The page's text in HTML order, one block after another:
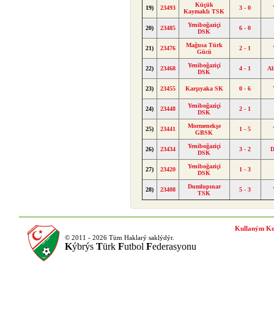
19) 23493
Küçük
Kaymaklı TSK
3 - 0
20) 23485
Yeniboğaziçi
DSK
6 - 0
21) 23476
Mağusa Türk
Gücü
2 - 1
22) 23468
Yeniboğaziçi
DSK
4 - 1
23) 23455 Karşıyaka SK 0 - 6
24) 23448
Yeniboğaziçi
DSK
2 - 1
25) 23441
Mormenekşe
GBSK
1 - 5
26) 23434
Yeniboğaziçi
DSK
3 - 2
27) 23420
Yeniboğaziçi
DSK
1 - 3
28) 23408
Dumlupınar
TSK
5 - 3
© 2011 - 2026 Tüm Haklarý saklýdýr.
Kýbrýs Türk Futbol Federasyonu
Kullaným